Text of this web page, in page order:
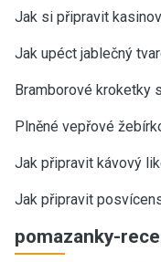
Jak si připravit
Jak upéct jablečný
Bramborové kroketky
Plněné vepřové
Jak připravit kávový
Jak připravit
pomazanky-